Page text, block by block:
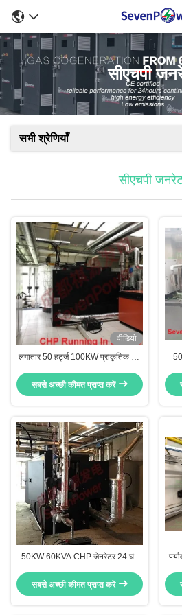
सीएचपी
सभी श्रेणियाँ
सीएचपी
वीडियो
लगातार 50 हर्ट्ज 100KW प्राकृतिक गैस
सबसे अच्छी कीमत प्राप्त करें
50KW 60KVA CHP जेनरेटर 24 घंटे
सबसे अच्छी कीमत प्राप्त करें